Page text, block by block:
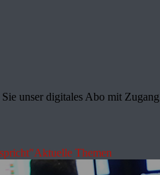
unser digitales Abo mit
Aktuelle Themen